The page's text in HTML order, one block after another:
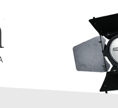
Edwin Film Agencja Aktorska